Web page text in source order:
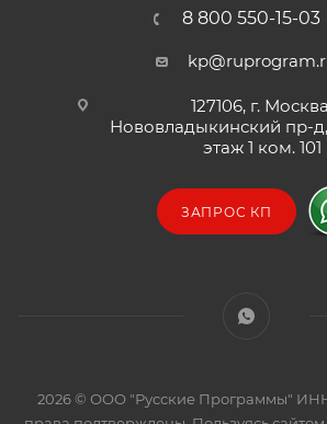
8 800 550-15-03
127106, г.
Нововладыкинский пр-д,
этаж 1 ком. 101
ЗАПРОС КП
2026 © ООО "Русские Программы" ИНН